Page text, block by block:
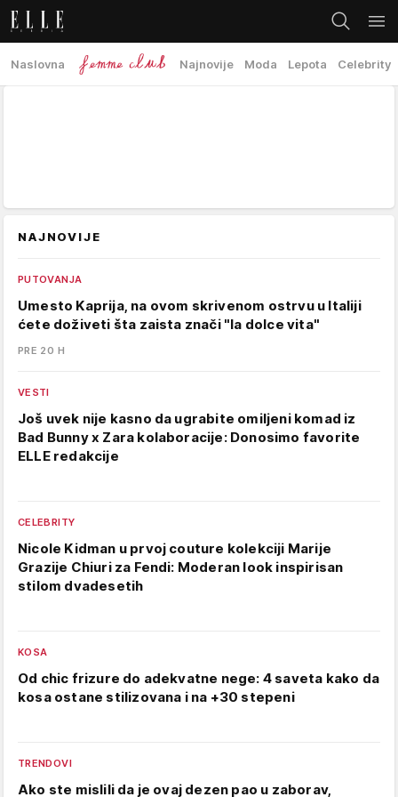
Naslovna Najnovije Moda Lepota Celebrity
NAJNOVIJE
PUTOVANJA
Umesto Kaprija, na ovom skrivenom ostrvu u Italiji
ćete doživeti šta zaista znači "la dolce vita"
PRE 20 H
VESTI
Još uvek nije kasno da ugrabite omiljeni komad iz
Bad Bunny x Zara kolaboracije: Donosimo favorite
ELLE redakcije
CELEBRITY
Nicole Kidman u prvoj couture kolekciji Marije
Grazije Chiuri za Fendi: Moderan look inspirisan
stilom dvadesetih
KOSA
Od chic frizure do adekvatne nege: 4 saveta kako da
kosa ostane stilizovana i na +30 stepeni
TRENDOVI
Ako ste mislili da je ovaj dezen pao u zaborav,